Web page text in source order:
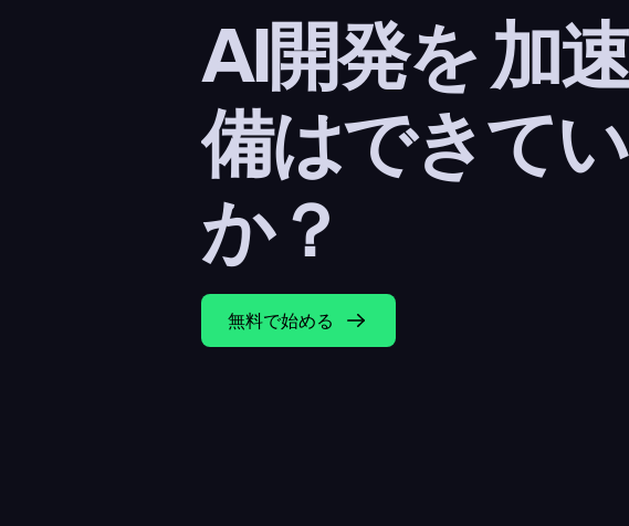
AI開発を 加
備はできて
か？
無料で始める